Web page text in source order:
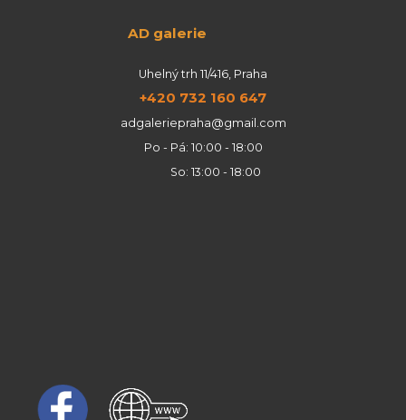
AD galerie
Uhelný trh 11/416, Praha
+420 732 160 647
adgaleriepraha@gmail.com
Po - Pá: 10:00 - 18:00
So: 13:00 - 18:00